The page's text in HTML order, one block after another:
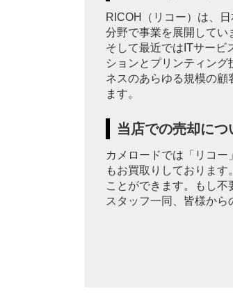
RICOH（リコー）は、
分野で事業を展開してい
そして最近ではITサービ
ションとプリンティン
ネスのあらゆる規模の
ます。
当店での売却につ
カメロードでは「リコ
もお買取りしておりま
ことができます。もし不
スタッフ一同、皆様から